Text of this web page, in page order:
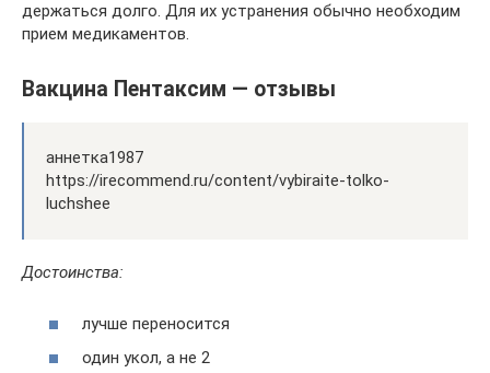
держаться долго. Для их устранения обычно необходим
прием медикаментов.
Вакцина Пентаксим — отзывы
аннетка1987
https://irecommend.ru/content/vybiraite-tolko-
luchshee
Достоинства:
лучше переносится
один укол, а не 2